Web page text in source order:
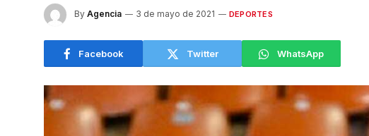
By Agencia 3 de mayo de 2021 DEPORTES
Facebook Twitter WhatsApp